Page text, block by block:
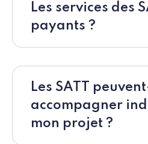
Les services des
payants ?
Les SATT
accompagner
mon projet ?